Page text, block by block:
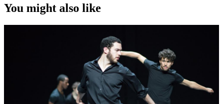
You might also like